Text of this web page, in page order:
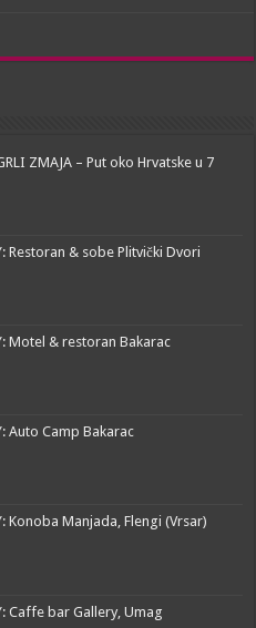
ZMAJA – Put oko Hrvatske u 7
Restoran & sobe Plitvički Dvori
Motel & restoran Bakarac
Auto Camp Bakarac
Konoba Manjada, Flengi (Vrsar)
Caffe bar Gallery, Umag